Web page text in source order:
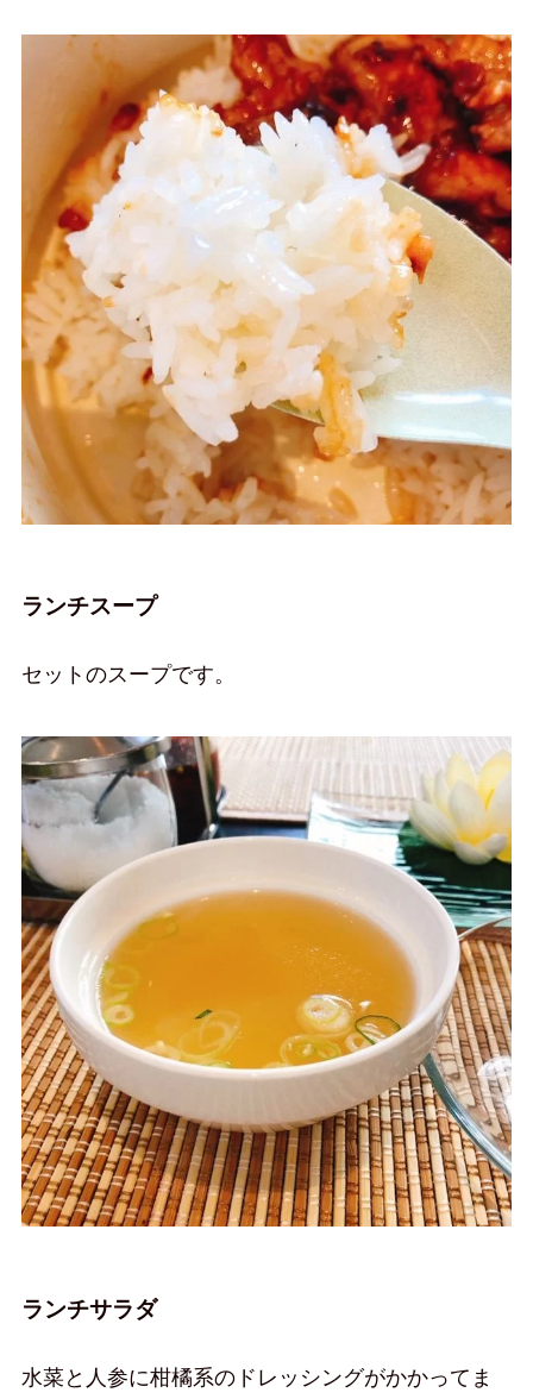
ランチスープ
セットのスープです。
ランチサラダ
水菜と人参に柑橘系のドレッシングがかかってま